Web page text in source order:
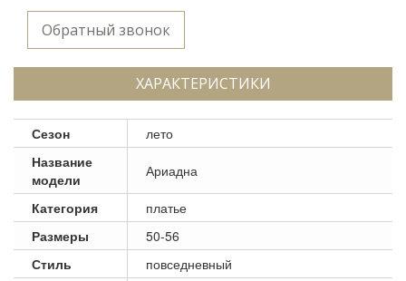
Обратный звонок
ХАРАКТЕРИСТИКИ
Сезон
лето
Название
модели
Ариадна
Категория
платье
Размеры
50-56
Стиль
повседневный